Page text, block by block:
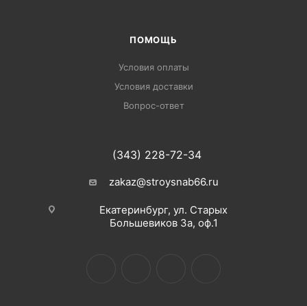
ПОМОЩЬ
Условия оплаты
Условия доставки
Вопрос-ответ
(343) 228-72-34
zakaz@stroysnab66.ru
Екатеринбург, ул. Старых
Большевиков 3а, оф.1